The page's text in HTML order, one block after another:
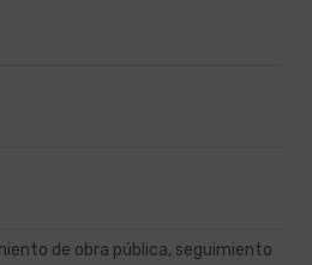
de obra pública, seguimiento